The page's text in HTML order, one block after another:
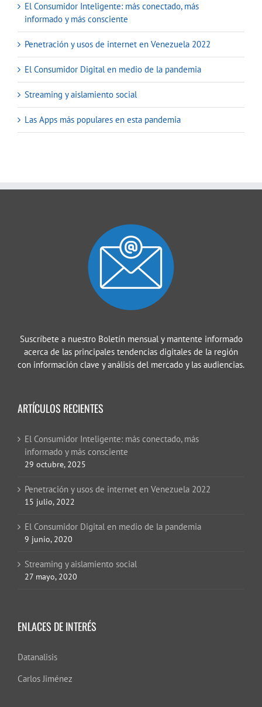
El Consumidor Inteligente: más conectado, más
informado y más consciente
Penetración y usos de internet en Venezuela 2022
El Consumidor Digital en medio de la pandemia
Streaming y aislamiento social
Las Apps más populares en esta pandemia
Suscríbete a nuestro Boletín mensual y mantente informado
acerca de las principales tendencias digitales de la región
con información clave y análisis del mercado y las audiencias.
ARTÍCULOS RECIENTES
El Consumidor Inteligente: más conectado, más
informado y más consciente
29 octubre, 2025
Penetración y usos de internet en Venezuela 2022
15 julio, 2022
El Consumidor Digital en medio de la pandemia
9 junio, 2020
Streaming y aislamiento social
27 mayo, 2020
ENLACES DE INTERÉS
Datanalisis
Carlos Jiménez